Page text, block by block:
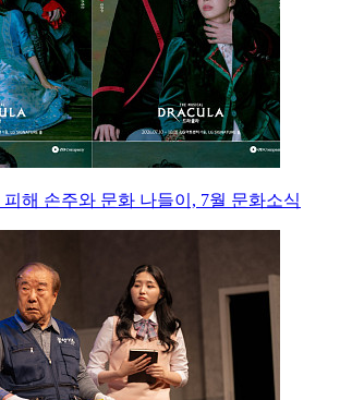
피해 손주와 문화 나들이, 7월 문화소식